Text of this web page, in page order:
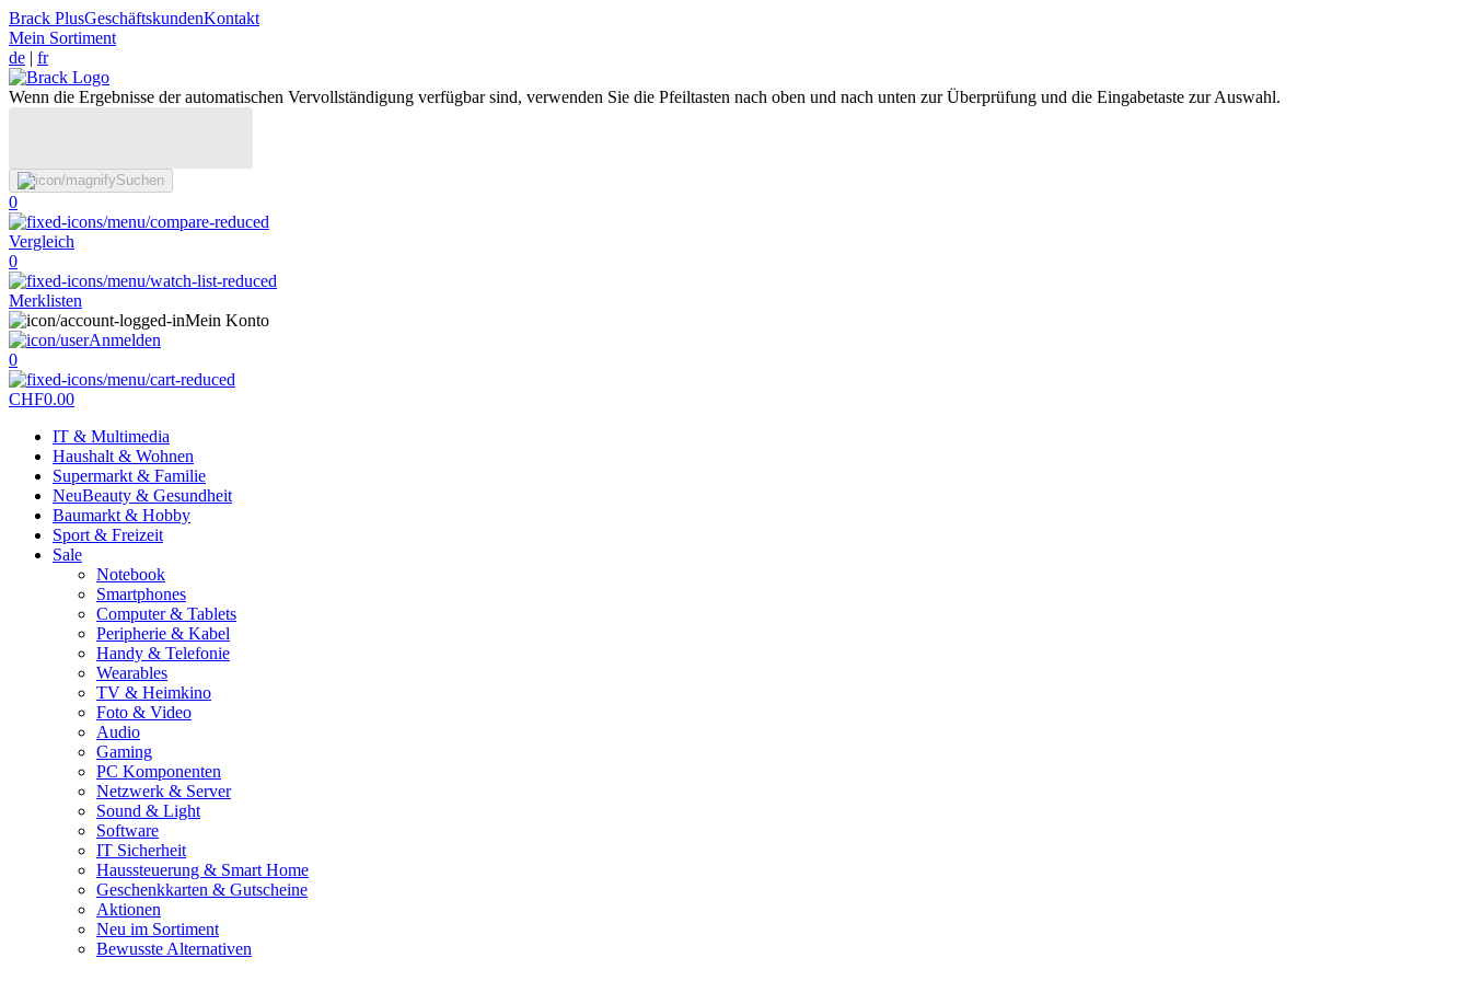
Brack PlusGeschäftskundenKontakt
Mein Sortiment
de | fr
Wenn die Ergebnisse der automatischen Vervollständigung verfügbar sind, verwenden Sie die Pfeiltasten nach oben und nach unten zur Überprüfung und die Eingabetaste zur Auswahl.
Suchen
0
Vergleich
0
Merklisten
Mein Konto
Anmelden
0
CHF0.00
IT & Multimedia
Haushalt & Wohnen
Supermarkt & Familie
NeuBeauty & Gesundheit
Baumarkt & Hobby
Sport & Freizeit
Sale
Notebook
Smartphones
Computer & Tablets
Peripherie & Kabel
Handy & Telefonie
Wearables
TV & Heimkino
Foto & Video
Audio
Gaming
PC Komponenten
Netzwerk & Server
Sound & Light
Software
IT Sicherheit
Haussteuerung & Smart Home
Geschenkkarten & Gutscheine
Aktionen
Neu im Sortiment
Bewusste Alternativen